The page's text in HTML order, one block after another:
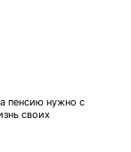
пенсию нужно с
своих